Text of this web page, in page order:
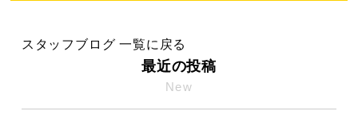
スタッフブログ 一覧に戻る
最近の投稿
New